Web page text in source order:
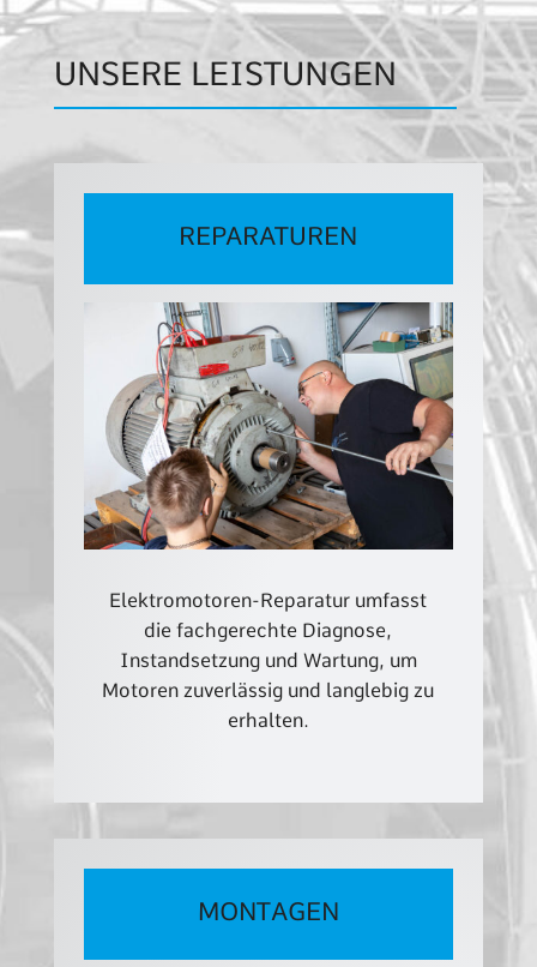
UNSERE LEISTUNGEN
REPARATUREN
Elektromotoren-Reparatur umfasst
die fachgerechte Diagnose,
Instandsetzung und Wartung, um
Motoren zuverlässig und langlebig zu
erhalten.
MONTAGEN